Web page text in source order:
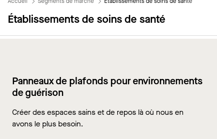
Établissements de soins de santé
Panneaux de plafonds pour environnements
de guérison
Créer des espaces sains et de repos là où nous en
avons le plus besoin.